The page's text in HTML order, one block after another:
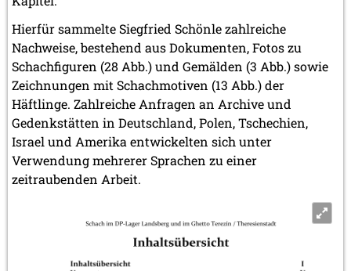
Hierfür sammelte Siegfried Schönle zahlreiche
Nachweise, bestehend aus Dokumenten, Fotos zu
Schachfiguren (28 Abb.) und Gemälden (3 Abb.) sowie
Zeichnungen mit Schachmotiven (13 Abb.) der
Häftlinge. Zahlreiche Anfragen an Archive und
Gedenkstätten in Deutschland, Polen, Tschechien,
Israel und Amerika entwickelten sich unter
Verwendung mehrerer Sprachen zu einer
zeitraubenden Arbeit.